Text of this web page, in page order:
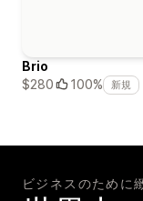
Brio
$280
100% 新規
ビジネスのために